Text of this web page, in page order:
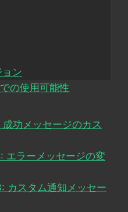
ン
の使用可能性
功メッセージのカス
エラーメッセージの変
カスタム通知メッセー